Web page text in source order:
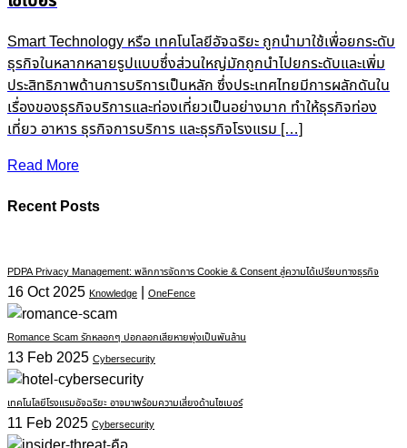
Smart Technology หรือ เทคโนโลยีอัจฉริยะ ถูกนำมาใช้เพื่อยกระดับ
ธุรกิจในหลากหลายรูปแบบซึ่งส่วนใหญ่มักถูกนำไปยกระดับและเพิ่ม
ประสิทธิภาพด้านการบริการเป็นหลัก ซึ่งประเทศไทยมีการผลักดันใน
เรื่องของธุรกิจบริการและท่องเที่ยวเป็นอย่างมาก ทำให้ธุรกิจท่อง
เที่ยว อาหาร ธุรกิจการบริการ และธุรกิจโรงแรม […]
Read More
Recent Posts
PDPA Privacy Management: พลิกการจัดการ Cookie & Consent สู่ความได้เปรียบทางธุรกิจ
16 Oct 2025 Knowledge | OneFence
Romance Scam รักหลอกๆ ปอกลอกเสียหายพุ่งเป็นพันล้าน
13 Feb 2025 Cybersecurity
เทคโนโลยีโรงแรมอัจฉริยะ อาจมาพร้อมความเสี่ยงด้านไซเบอร์
11 Feb 2025 Cybersecurity